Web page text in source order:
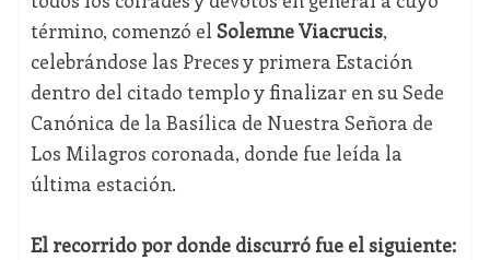
término, comenzó el Solemne Viacrucis,
celebrándose las Preces y primera Estación
dentro del citado templo y finalizar en su Sede
Canónica de la Basílica de Nuestra Señora de
Los Milagros coronada, donde fue leída la
última estación.
El recorrido por donde discurró fue el siguiente: